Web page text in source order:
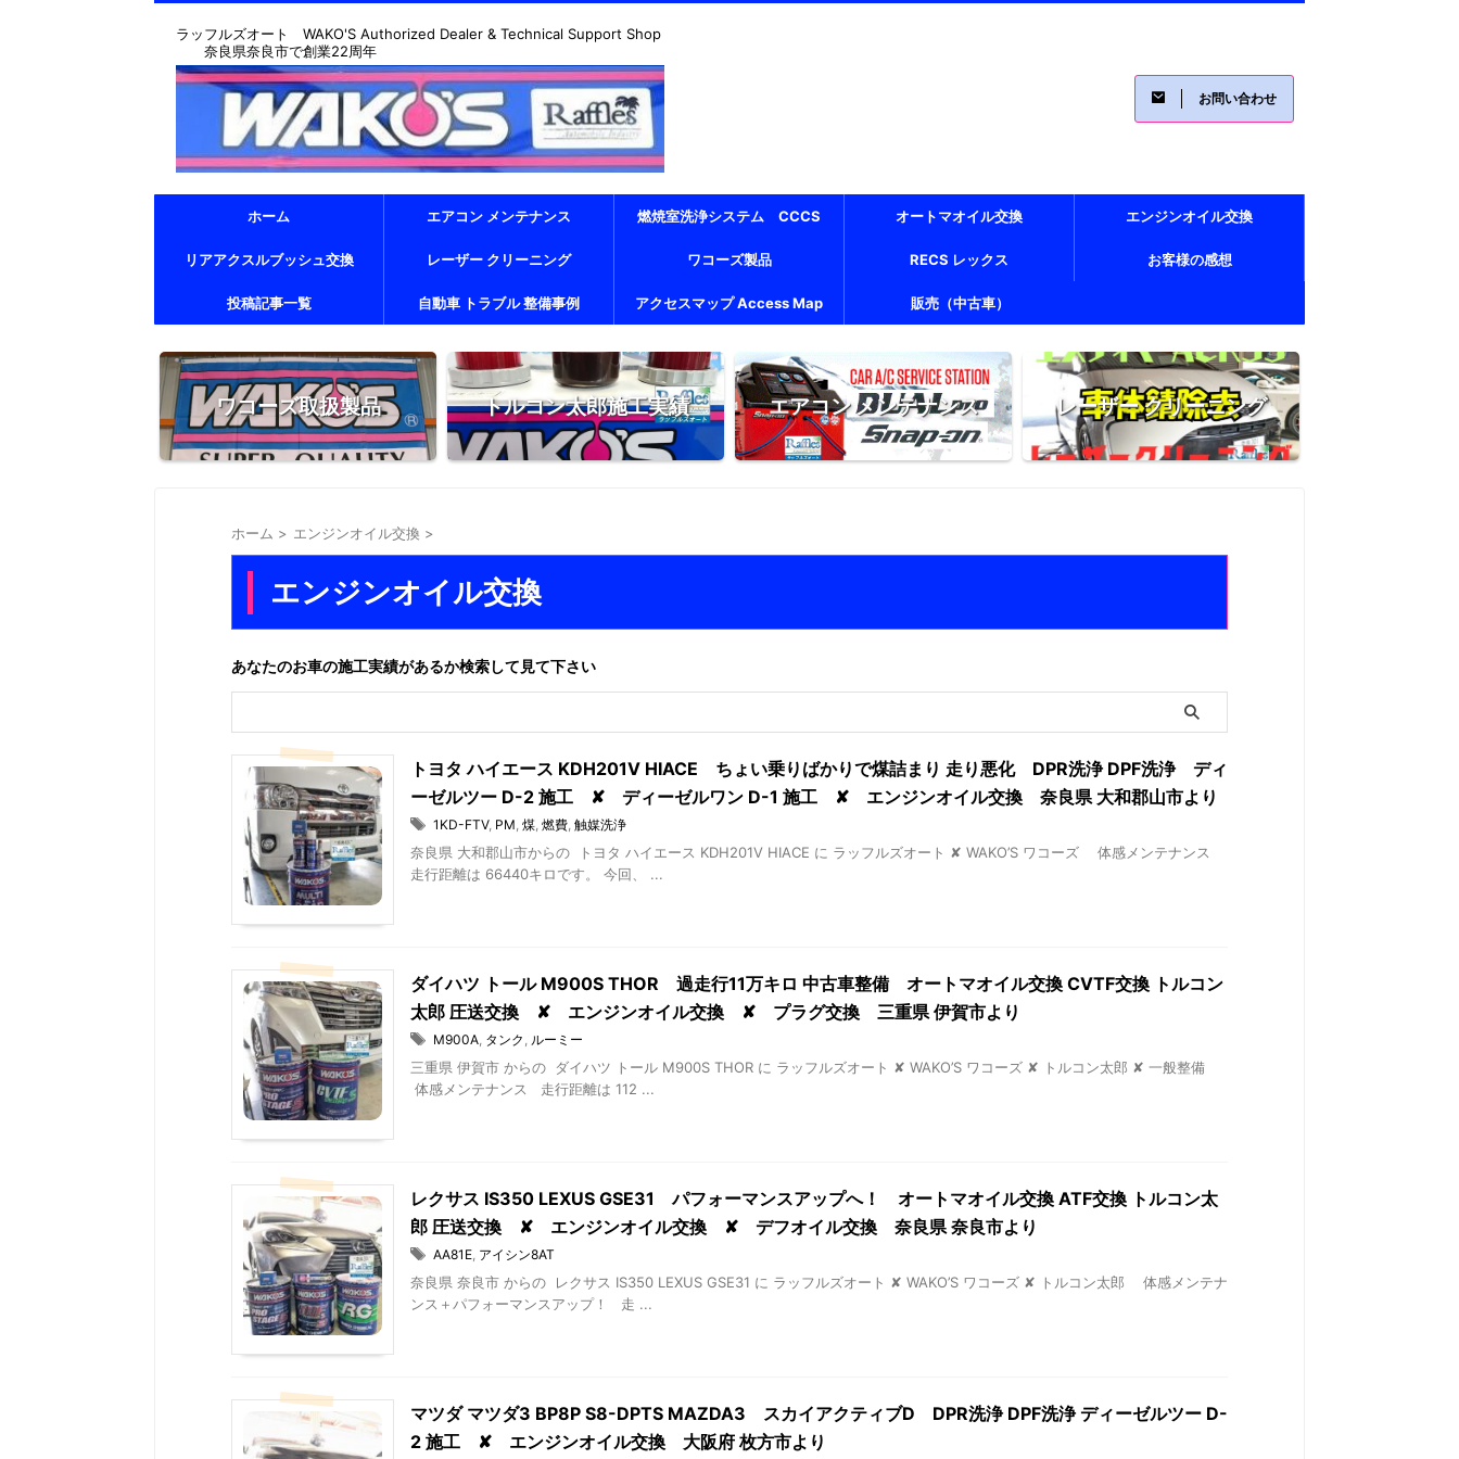
ラッフルズオート WAKO'S Authorized Dealer & Technical Support Shop
奈良県奈良市で創業22周年
お問い合わせ
ホーム エアコン メンテナンス 燃焼室洗浄システム CCCS オートマオイル交換 エンジンオイル交換
リアアクスルブッシュ交換 レーザー クリーニング ワコーズ製品 RECS レックス お客様の感想
投稿記事一覧 自動車 トラブル 整備事例 アクセスマップ Access Map 販売（中古車）
ワコーズ取扱製品 トルコン太郎施工実績 エアコン メンテナンス レーザー クリーニング
ホーム > エンジンオイル交換 >
エンジンオイル交換
あなたのお車の施工実績があるか検索して見て下さい
トヨタ ハイエース KDH201V HIACE ちょい乗りばかりで煤詰まり 走り悪化 DPR洗浄 DPF洗浄 ディ
ーゼルツー D-2 施工 ✘ ディーゼルワン D-1 施工 ✘ エンジンオイル交換 奈良県 大和郡山市より
1KD-FTV, PM, 煤, 燃費, 触媒洗浄
奈良県 大和郡山市からの トヨタ ハイエース KDH201V HIACE に ラッフルズオート ✘ WAKO’S ワコーズ 体感メンテナンス
走行距離は 66440キロです。 今回、 ...
ダイハツ トール M900S THOR 過走行11万キロ 中古車整備 オートマオイル交換 CVTF交換 トルコン
太郎 圧送交換 ✘ エンジンオイル交換 ✘ プラグ交換 三重県 伊賀市より
M900A, タンク , ルーミー
三重県 伊賀市 からの ダイハツ トール M900S THOR に ラッフルズオート ✘ WAKO’S ワコーズ ✘ トルコン太郎 ✘ 一般整備
体感メンテナンス 走行距離は 112 ...
レクサス IS350 LEXUS GSE31 パフォーマンスアップへ！ オートマオイル交換 ATF交換 トルコン太
郎 圧送交換 ✘ エンジンオイル交換 ✘ デフオイル交換 奈良県 奈良市より
AA81E, アイシン8AT
奈良県 奈良市 からの レクサス IS350 LEXUS GSE31 に ラッフルズオート ✘ WAKO’S ワコーズ ✘ トルコン太郎 体感メンテナ
ンス＋パフォーマンスアップ！ 走 ...
マツダ マツダ3 BP8P S8-DPTS MAZDA3 スカイアクティブD DPR洗浄 DPF洗浄 ディーゼルツー D-
2 施工 ✘ エンジンオイル交換 大阪府 枚方市より